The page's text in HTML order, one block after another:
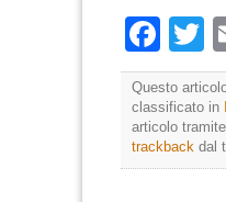
Questo
classificato in
articolo
trackback dal